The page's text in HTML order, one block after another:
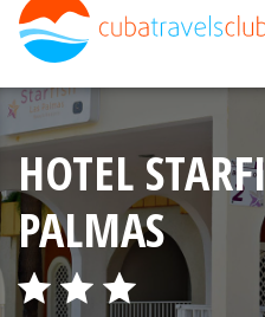
HOTEL
PALMAS